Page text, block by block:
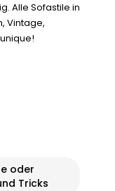
Alle Sofastile in
Vintage,
oder
Tricks